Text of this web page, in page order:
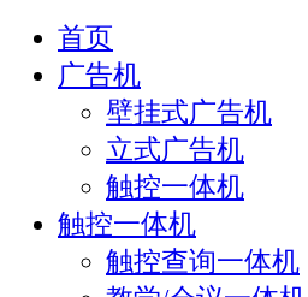
首页
广告机
壁挂式广告机
立式广告机
触控一体机
触控一体机
触控查询一体机